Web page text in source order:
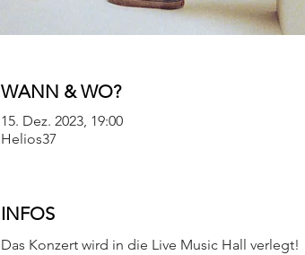
WANN & WO?
15. Dez. 2023, 19:00
Helios37
INFOS
Das Konzert wird in die Live Music Hall verlegt!